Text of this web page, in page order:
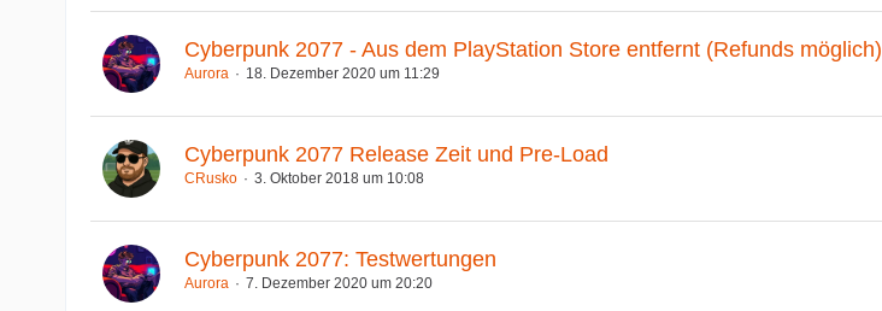
Cyberpunk 2077 - Aus dem PlayStation Store entfernt (Refunds möglich)
Aurora 18. Dezember 2020 um 11:29
Cyberpunk 2077 Release Zeit und Pre-Load
CRusko 3. Oktober 2018 um 10:08
Cyberpunk 2077: Testwertungen
Aurora 7. Dezember 2020 um 20:20